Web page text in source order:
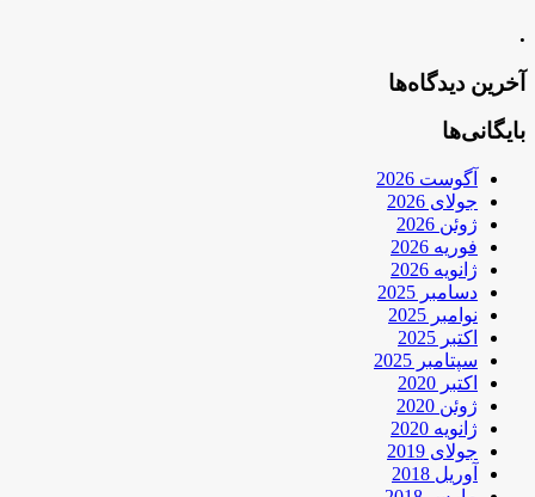
.
آخرین دیدگاه‌ها
بایگانی‌ها
آگوست 2026
جولای 2026
ژوئن 2026
فوریه 2026
ژانویه 2026
دسامبر 2025
نوامبر 2025
اکتبر 2025
سپتامبر 2025
اکتبر 2020
ژوئن 2020
ژانویه 2020
جولای 2019
آوریل 2018